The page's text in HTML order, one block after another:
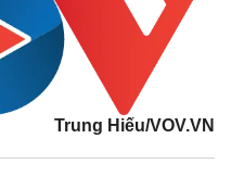
Thị trường
Giá vàng
Tiêu dùng
Tỷ giá
Chứng khoán
Trung Hiếu/VOV.VN